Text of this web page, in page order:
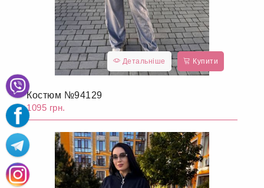
Детальніше Купити
Костюм №94129
1095 грн.